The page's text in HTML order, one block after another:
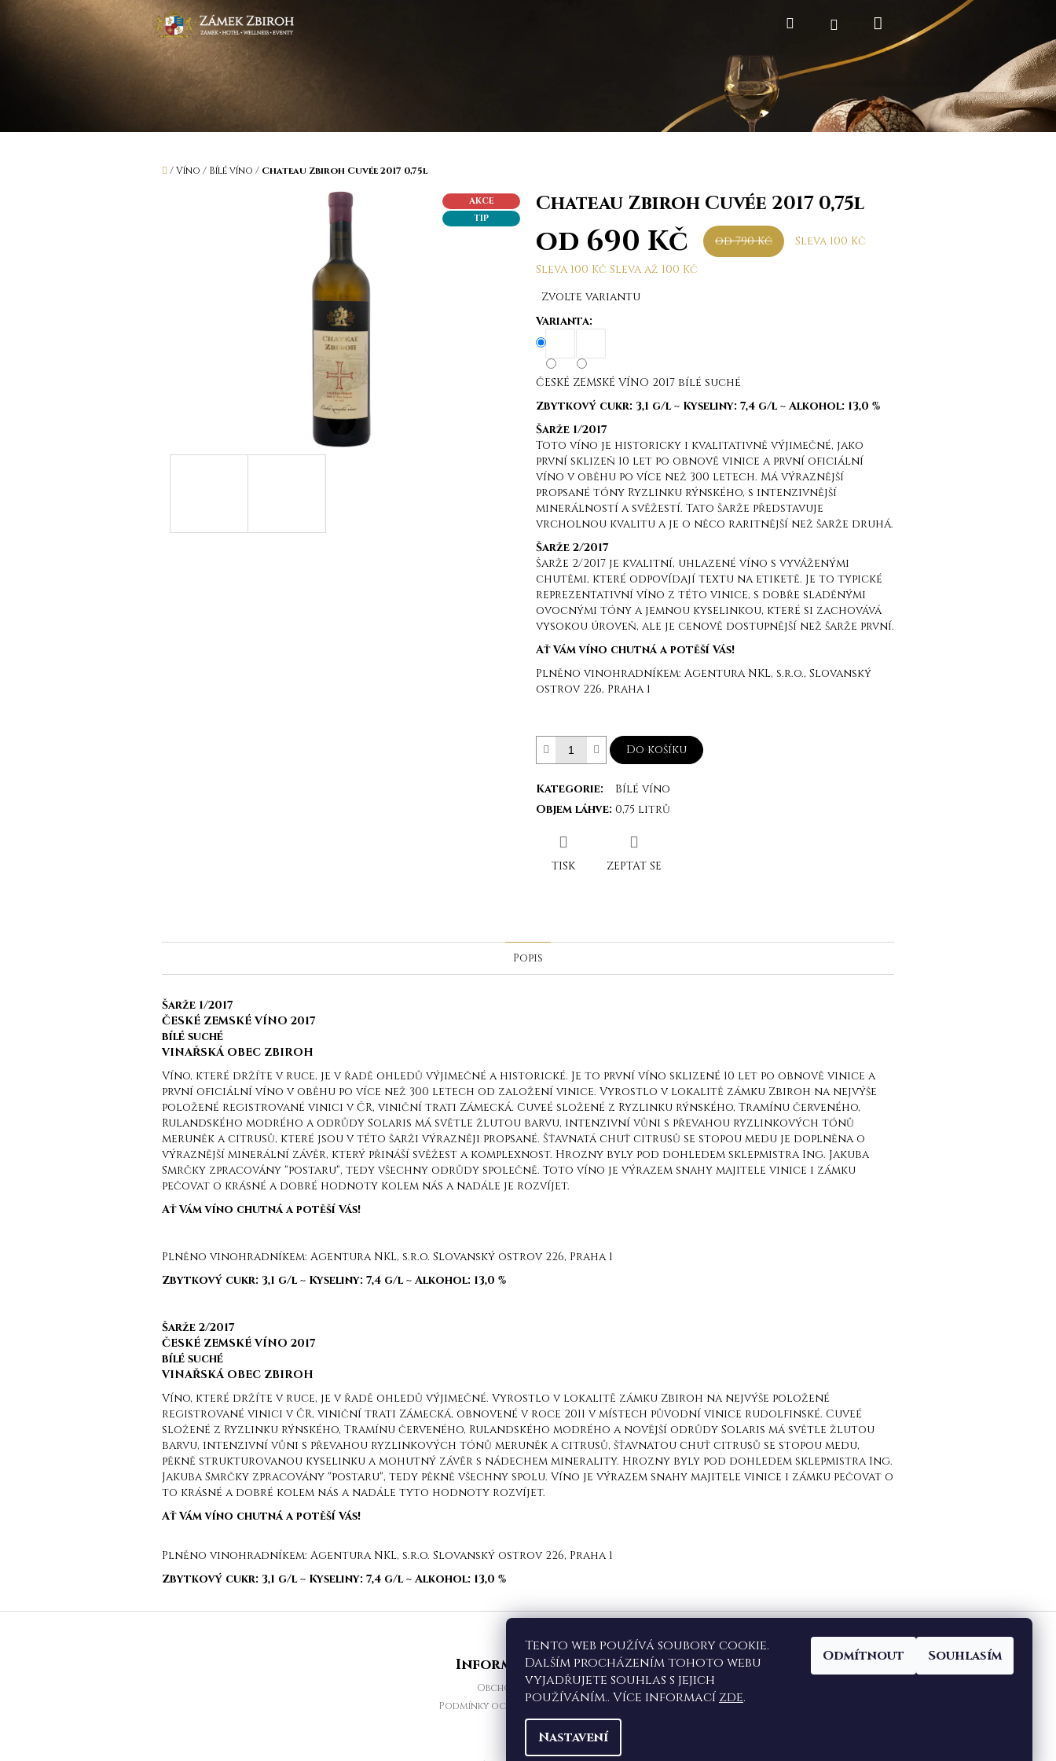
Tento web používá soubory cookie.
Dalším procházením tohoto webu
vyjadřujete souhlas s jejich
používáním.. Více informací zde.
Nastavení
Odmítnout Souhlasím
Přejít
Hledat PřihlášeníNákupní
košík
Domů
/Víno / Bílé víno / Chateau Zbiroh Cuvée 2017 0,75l
AKCE
TIP
Chateau Zbiroh Cuvée 2017 0,75l
od 690 Kč od 790 Kč
Sleva 100 Kč
Sleva 100 Kč Sleva až 100 Kč
cena:
Zvolte variantu
Varianta:
ČESKÉ ZEMSKÉ VÍNO 2017 bílé suché
Zbytkový cukr: 3,1 g/l ~ Kyseliny: 7,4 g/l~ Alkohol: 13,0 %
Šarže 1/2017
Toto víno je historicky i kvalitativně výjimečné, jako
první sklizeň 10 let po obnově vinice a první oficiální
víno v oběhu po více než 300 letech. Má výraznější
propsané tóny Ryzlinku rýnského, s intenzivnější
minerálností a svěžestí. Tato šarže představuje
vrcholnou kvalitu a je o něco raritnější než šarže druhá.
Šarže 2/2017
Šarže 2/2017 je kvalitní, uhlazené víno s vyváženými
chutěmi, které odpovídají textu na etiketě. Je to typické
reprezentativní víno z této vinice, s dobře sladěnými
ovocnými tóny a jemnou kyselinkou, které si zachovává
vysokou úroveň, ale je cenově dostupnější než šarže první.
Ať Vám víno chutná a potěší Vás!
Plněno vinohradníkem: Agentura NKL, s.r.o., Slovanský
ostrov 226, Praha 1
Do košíku
Kategorie:
Bílé víno
Objem láhve: 0,75 litrů
TISK ZEPTAT SE
Popis
Šarže 1/2017
ČESKÉ ZEMSKÉ VÍNO 2017
bílé suché
VINAŘSKÁ OBEC ZBIROH
Víno, které držíte v ruce, je v řadě ohledů výjimečné a historické. Je to první víno sklizené 10 let po obnově vinice a
první oficiální víno v oběhu po více než 300 letech od založení vinice. Vyrostlo v lokalitě zámku Zbiroh na nejvýše
položené registrované vinici v ČR, viniční trati Zámecká. Cuveé složené z Ryzlinku rýnského, Tramínu červeného,
Rulandského modrého a odrůdy Solaris má světle žlutou barvu, intenzivní vůni s převahou ryzlinkových tónů
meruněk a citrusů, které jsou v této šarži výrazněji propsané. Šťavnatá chuť citrusů se stopou medu je doplněna o
výraznější minerální závěr, který přináší svěžest a komplexnost. Hrozny byly pod dohledem sklepmistra Ing. Jakuba
Smrčky zpracovány "postaru", tedy všechny odrůdy společně. Toto víno je výrazem snahy majitele vinice i zámku
pečovat o krásné a dobré hodnoty kolem nás a nadále je rozvíjet.
Ať Vám víno chutná a potěší Vás!
Plněno vinohradníkem: Agentura NKL, s.r.o. Slovanský ostrov 226, Praha 1
Zbytkový cukr: 3,1 g/l ~ Kyseliny: 7,4 g/l~ Alkohol: 13,0 %
Šarže 2/2017
ČESKÉ ZEMSKÉ VÍNO 2017
bílé suché
VINAŘSKÁ OBEC ZBIROH
Víno, které držíte v ruce, je v řadě ohledů výjimečné. Vyrostlo v lokalitě zámku Zbiroh na nejvýše položené
registrované vinici v ČR, viniční trati Zámecká, obnovené v roce 2011 v místech původní vinice rudolfinské. Cuveé
složené z Ryzlinku rýnského, Tramínu červeného, Rulandského modrého a novější odrůdy Solaris má světle žlutou
barvu, intenzivní vůni s převahou ryzlinkových tónů meruněk a citrusů, šťavnatou chuť citrusů se stopou medu,
pěkně strukturovanou kyselinku a mohutný závěr s nádechem minerality. Hrozny byly pod dohledem sklepmistra Ing.
Jakuba Smrčky zpracovány "postaru", tedy pěkně všechny spolu. Víno je výrazem snahy majitele vinice i zámku pečovat o
to krásné a dobré kolem nás a nadále tyto hodnoty rozvíjet.
Ať Vám víno chutná a potěší Vás!
Plněno vinohradníkem: Agentura NKL, s.r.o. Slovanský ostrov 226, Praha 1
Zbytkový cukr: 3,1 g/l ~ Kyseliny: 7,4 g/l~ Alkohol: 13,0 %
Informace pro vás
Obchodní podmínky
Podmínky ochrany osobních údajů